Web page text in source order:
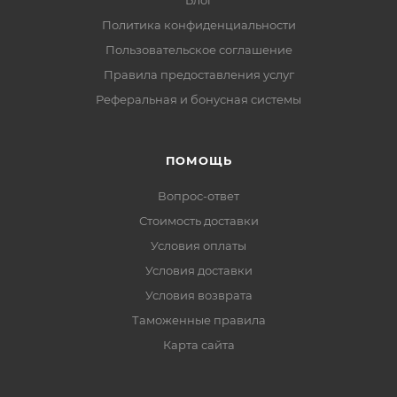
Политика конфиденциальности
Пользовательское соглашение
Правила предоставления услуг
Реферальная и бонусная системы
ПОМОЩЬ
Вопрос-ответ
Стоимость доставки
Условия оплаты
Условия доставки
Условия возврата
Таможенные правила
Карта сайта